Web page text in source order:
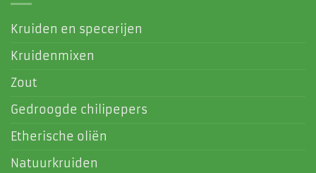
Kruiden en specerijen
Kruidenmixen
Zout
Gedroogde chilipepers
Etherische oliën
Natuurkruiden